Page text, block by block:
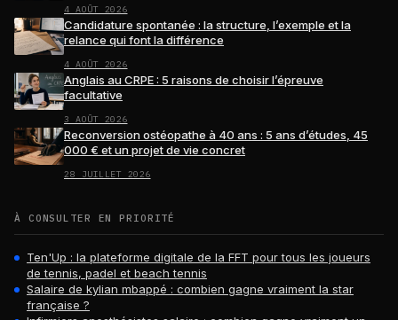
4 AOÛT 2026
Candidature spontanée : la structure, l’exemple et la
relance qui font la différence
4 AOÛT 2026
Anglais au CRPE : 5 raisons de choisir l’épreuve
facultative
3 AOÛT 2026
Reconversion ostéopathe à 40 ans : 5 ans d’études, 45
000 € et un projet de vie concret
28 JUILLET 2026
À CONSULTER EN PRIORITÉ
Ten'Up : la plateforme digitale de la FFT pour tous les joueurs
de tennis, padel et beach tennis
Salaire de kylian mbappé : combien gagne vraiment la star
française ?